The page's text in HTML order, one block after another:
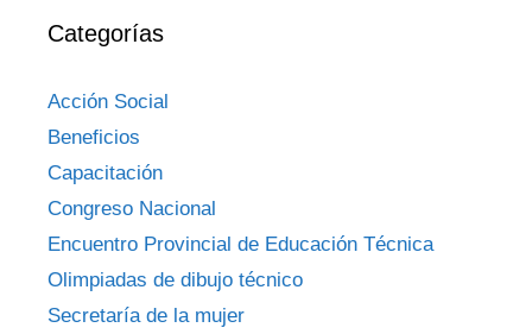
Categorías
Acción Social
Beneficios
Capacitación
Congreso Nacional
Encuentro Provincial de Educación Técnica
Olimpiadas de dibujo técnico
Secretaría de la mujer